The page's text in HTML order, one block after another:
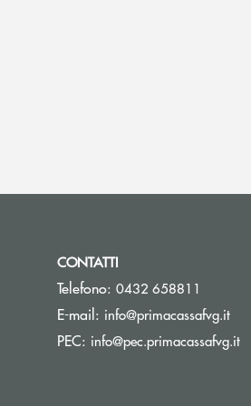
CONTATTI
Telefono: 0432 658811
E-mail: info@primacassafvg.it(si
PEC: info@pec.primacassafvg.it